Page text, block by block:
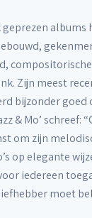
albums
Zijn meest
bijzonder goed
& Mo’ schreef:
om zijn
op elegante
iedereen
moet